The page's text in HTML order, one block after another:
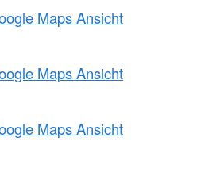
Maps Ansicht
Maps Ansicht
Maps Ansicht